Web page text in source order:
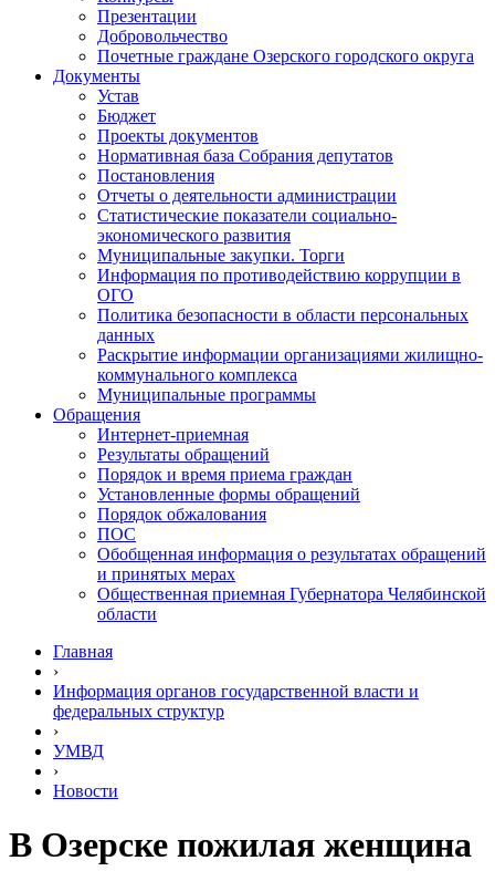
Презентации
Добровольчество
Почетные граждане Озерского городского округа
Документы
Устав
Бюджет
Проекты документов
Нормативная база Собрания депутатов
Постановления
Отчеты о деятельности администрации
Статистические показатели социально-
экономического развития
Муниципальные закупки. Торги
Информация по противодействию коррупции в
ОГО
Политика безопасности в области персональных
данных
Раскрытие информации организациями жилищно-
коммунального комплекса
Муниципальные программы
Обращения
Интернет-приемная
Результаты обращений
Порядок и время приема граждан
Установленные формы обращений
Порядок обжалования
ПОС
Обобщенная информация о результатах обращений
и принятых мерах
Общественная приемная Губернатора Челябинской
области
Главная
›
Информация органов государственной власти и
федеральных структур
›
УМВД
›
Новости
В Озерске пожилая женщина